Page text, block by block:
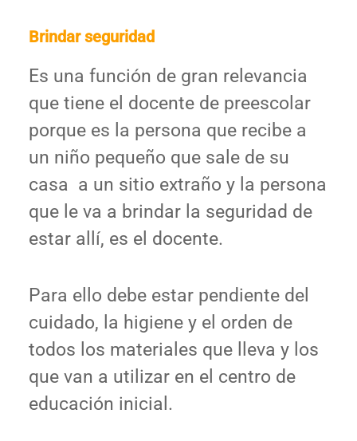
Brindar seguridad
Es una función de gran relevancia
que tiene el docente de preescolar
porque es la persona que recibe a
un niño pequeño que sale de su
casa a un sitio extraño y la persona
que le va a brindar la seguridad de
estar allí, es el docente.
Para ello debe estar pendiente del
cuidado, la higiene y el orden de
todos los materiales que lleva y los
que van a utilizar en el centro de
educación inicial.